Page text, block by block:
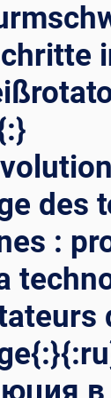
S
HA
:
DE
ÉO
AV
DE
des
: